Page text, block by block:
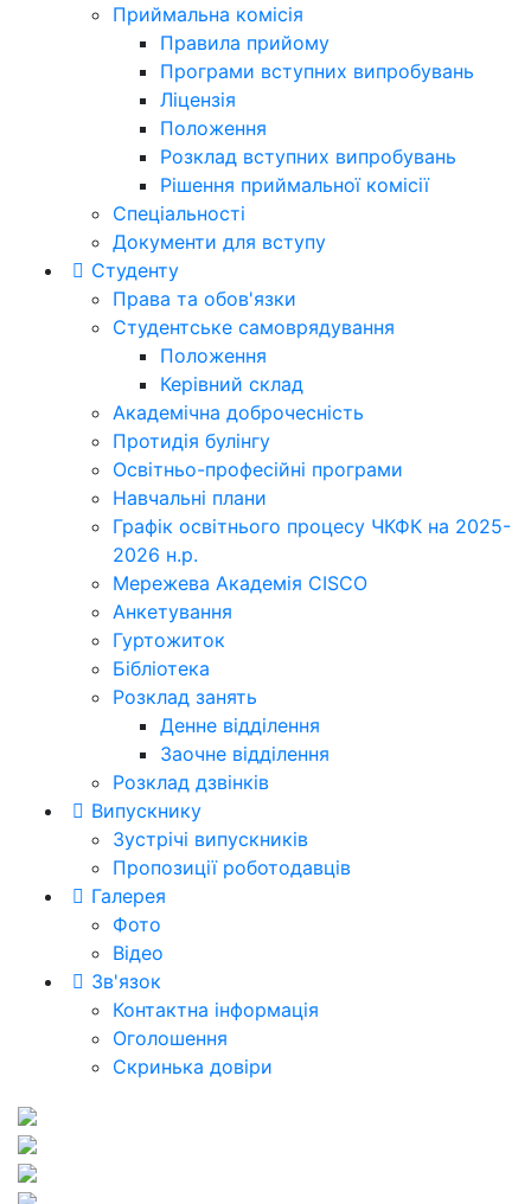
Приймальна комісія
Правила прийому
Програми вступних випробувань
Ліцензія
Положення
Розклад вступних випробувань
Рішення приймальної комісії
Спеціальності
Документи для вступу
Студенту
Права та обов'язки
Студентське самоврядування
Положення
Керівний склад
Академічна доброчесність
Протидія булінгу
Освітньо-професійні програми
Навчальні плани
Графік освітнього процесу ЧКФК на 2025-
2026 н.р.
Мережева Академія CISCO
Анкетування
Гуртожиток
Бібліотека
Розклад занять
Денне відділення
Заочне відділення
Розклад дзвінків
Випускнику
Зустрічі випускників
Пропозиції роботодавців
Галерея
Фото
Відео
Зв'язок
Контактна інформація
Оголошення
Скринька довіри